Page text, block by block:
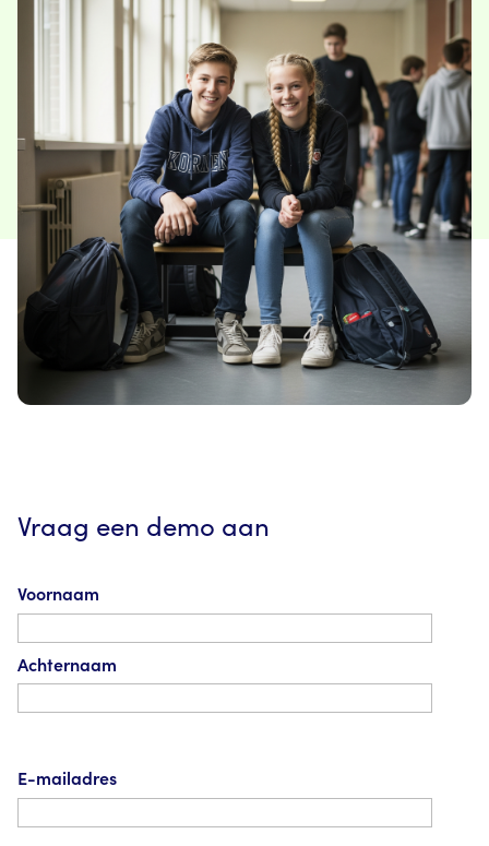
Vraag een demo aan
Voornaam
Achternaam
E-mailadres